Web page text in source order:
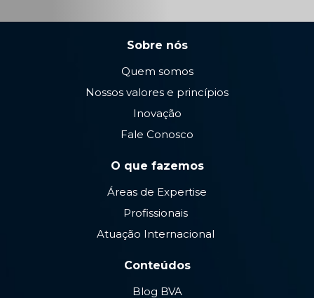
Sobre nós
Quem somos
Nossos valores e princípios
Inovação
Fale Conosco
O que fazemos
Áreas de Expertise
Profissionais
Atuação Internacional
Conteúdos
Blog BVA